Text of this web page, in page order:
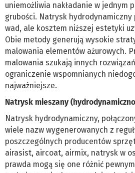
uniemożliwia nakładanie w jednym
grubości. Natrysk
wad, ale kosztem niższej estetyki
Obie metody generują wysokie
malowania elementów ażurowych.
malowania szukają innych
ograniczenie wspomnianych
najważniejsze.
Natrysk mieszany
Natrysk hydrodynamiczny,
wiele nazw wygenerowanych z
poszczególnych producentów
airasist, aircoat, airmix, natrysk w
prawda mogą się one różnić